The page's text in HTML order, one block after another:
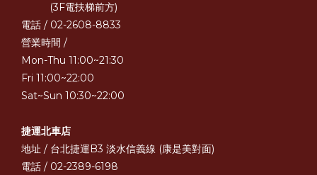
(3F電扶梯前方)
電話 / 02-2608-8833
營業時間 /
Mon-Thu 11:00~21:30
Fri 11:00~22:00
Sat~Sun 10:30~22:00
捷運北車店
地址 / 台北捷運B3 淡水信義線 (康是美對面)
電話 / 02-2389-6198